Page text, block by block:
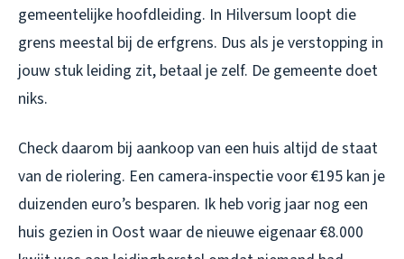
gemeentelijke hoofdleiding. In Hilversum loopt die
grens meestal bij de erfgrens. Dus als je verstopping in
jouw stuk leiding zit, betaal je zelf. De gemeente doet
niks.
Check daarom bij aankoop van een huis altijd de staat
van de riolering. Een camera-inspectie voor €195 kan je
duizenden euro’s besparen. Ik heb vorig jaar nog een
huis gezien in Oost waar de nieuwe eigenaar €8.000